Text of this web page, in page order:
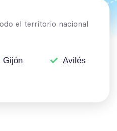
el territorio nacional
Gijón Avilés